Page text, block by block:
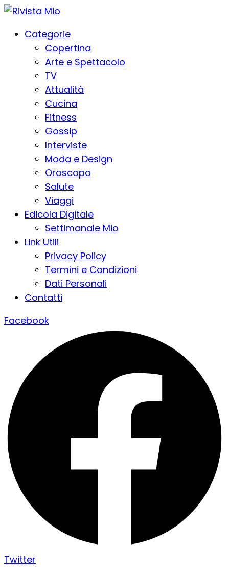
Categorie
Copertina
Arte e Spettacolo
TV
Attualità
Cucina
Fitness
Gossip
Interviste
Moda e Design
Oroscopo
Salute
Viaggi
Edicola Digitale
Settimanale Mio
Link Utili
Privacy Policy
Termini e Condizioni
Dati Personali
Contatti
Facebook
Twitter